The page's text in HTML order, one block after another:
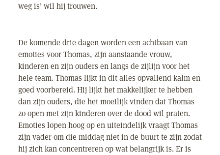
weg is’ wil hij trouwen.
De komende drie dagen worden een achtbaan van
emoties voor Thomas, zijn aanstaande vrouw,
kinderen en zijn ouders en langs de zijlijn voor het
hele team. Thomas lijkt in dit alles opvallend kalm en
goed voorbereid. Hij lijkt het makkelijker te hebben
dan zijn ouders, die het moeilijk vinden dat Thomas
zo open met zijn kinderen over de dood wil praten.
Emoties lopen hoog op en uiteindelijk vraagt Thomas
zijn vader om die middag niet in de buurt te zijn zodat
hij zich kan concentreren op wat belangrijk is. Er is